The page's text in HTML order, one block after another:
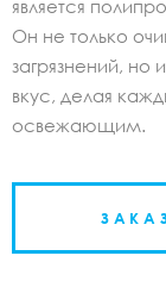
является
Он не только
загрязнений, но
вкус, делая
освежающим.